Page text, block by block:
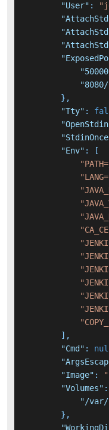
"User" :
} ,
"Tty" :
"Env" :
[
] ,
"Cmd" :
"Image" :
"Volumes" :
"/var/
} ,